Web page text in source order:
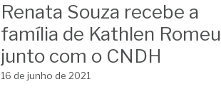
Renata Souza recebe a
família de Kathlen Romeu
junto com o CNDH
16 de junho de 2021